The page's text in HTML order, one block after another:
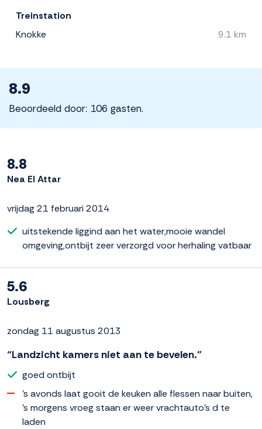
Treinstation
Knokke
9.1 km
8.9
Beoordeeld door: 106 gasten.
8.8
Nea El Attar
vrijdag 21 februari 2014
uitstekende liggind aan het water,mooie wandel
omgeving,ontbijt zeer verzorgd voor herhaling vatbaar
5.6
Lousberg
zondag 11 augustus 2013
“Landzicht kamers niet aan te bevelen.”
goed ontbijt
's avonds laat gooit de keuken alle flessen naar buiten,
's morgens vroeg staan er weer vrachtauto's d te
laden